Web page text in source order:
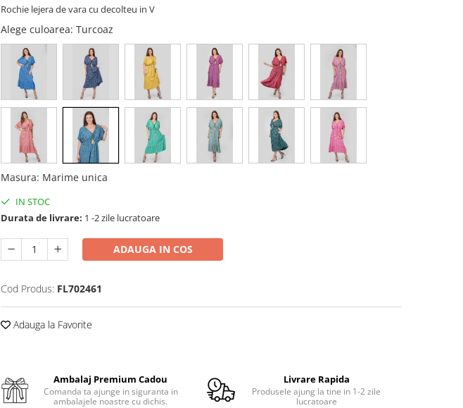
Rochie lejera de vara cu decolteu in V
Alege culoarea: Turcoaz
Masura: Marime unica
IN STOC
Durata de livrare: 1 -2 zile lucratoare
ADAUGA IN COS
Cod Produs: FL702461
Adauga la Favorite
Ambalaj Premium Cadou
Comanda ta ajunge in siguranta in
ambalajele noastre cu dichis.
Livrare Rapida
Produsele ajung la tine in 1-2 zile
lucratoare